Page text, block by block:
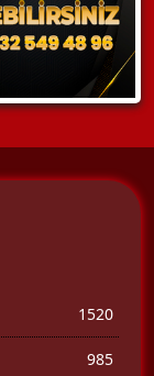
1520
985